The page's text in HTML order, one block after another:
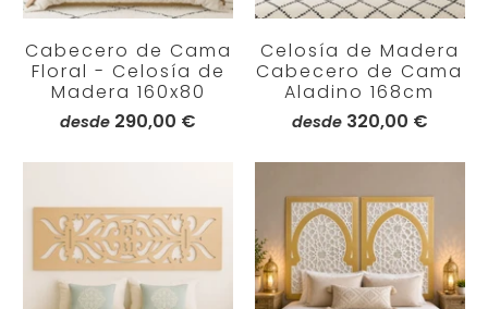
Cabecero de Cama
Floral - Celosía de
Madera 160x80
desde 290,00 €
Celosía de Madera
Cabecero de Cama
Aladino 168cm
desde 320,00 €